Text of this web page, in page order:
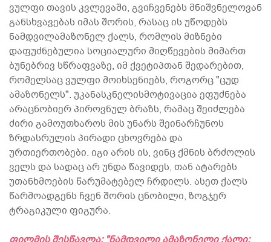
ვულფი თავის კვლევაში, გვიჩვენებს მნიშვნელოვან
განსხვავებას იმას შორის, რასაც ის უწოდებს
ნამდვილამაზონელ ქალს, რომლის მიზნები
დაფუძნებულია სოციალური მიღწევების მიმართ
ბუნებრივ სწრაფვაზე, იმ ქვეტიპთან შედარებით,
რომელსაც ვულფი მოიხსენიებს, როგორც "ცუდ
ამაზონელს". უკანასკნელისმოტივაცია ეფუძნება
არაცნობიერ პიროვნულ ბრაზს, რამაც შეიძლება
ძირი გამოუთხაროს მის უნარს შეინარჩუნოს
ზრდასრულის პირადი ცხოვრება და
ურთიერთობები. იგი არის ის, ვინც ქმნის ბრძოლის
ველს და სადაც არ უნდა წავიდეს, თან ატარებს
უთანხმოების წარუმატებელ ჩრდილს. ასეთ ქალს
წარმოადგენს ჩვენ შორის ცნობილი, ზოგჯერ
ტრაგიკული ფიგურა.
ფილმის შესწავლა: "ნამდვილი ამაზონელი ქალი: